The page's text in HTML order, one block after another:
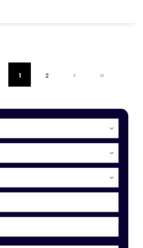
1 2